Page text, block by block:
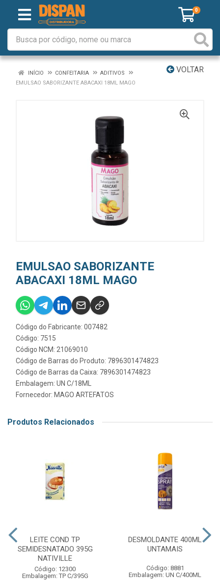
0
VOLTAR
INÍCIO CONFEITARIA
ADITIVOS
EMULSAO SABORIZANTE ABACAXI 18ML MAGO
EMULSAO SABORIZANTE
ABACAXI 18ML MAGO
Código do Fabricante: 007482
Código: 7515
Código NCM: 21069010
Código de Barras do Produto: 7896301474823
Código de Barras da Caixa: 7896301474823
Embalagem: UN C/18ML
Fornecedor: MAGO ARTEFATOS
Produtos Relacionados
LEITE COND TP
SEMIDESNATADO 395G
NATIVILLE
Código: 12300
Embalagem: TP C/395G
DESMOLDANTE 400ML
UNTAMAIS
Código: 8881
Embalagem: UN C/400ML